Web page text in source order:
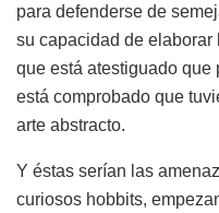
para defenderse de
su capacidad de elaborar
que está atestiguado que
está comprobado que
arte abstracto.
Y éstas serían las
curiosos hobbits,